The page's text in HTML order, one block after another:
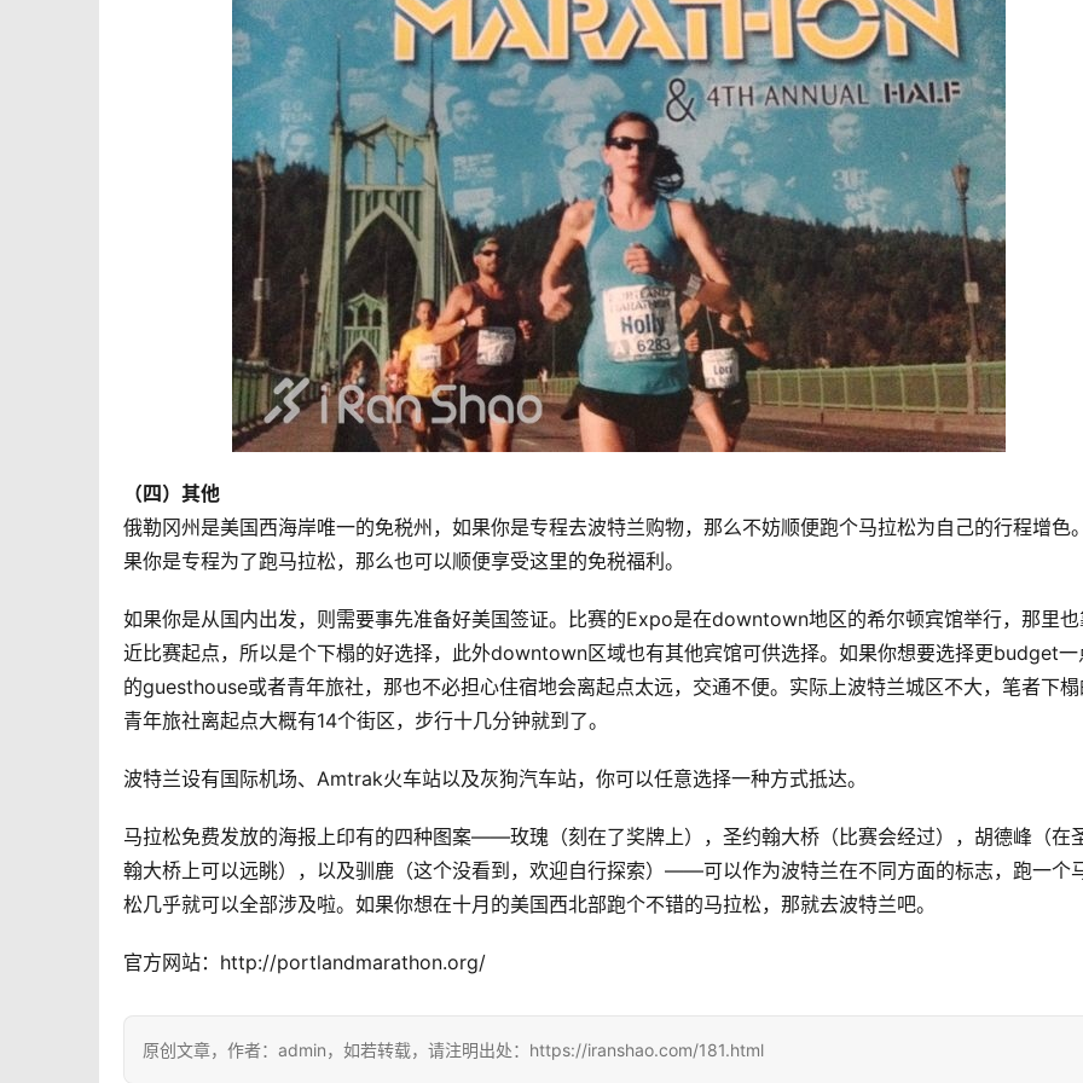
（四）其他
俄勒冈州是美国西海岸唯一的免税州，如果你是专程去波特兰购物，那么不妨顺便跑个马拉松为自己的行程增色
果你是专程为了跑马拉松，那么也可以顺便享受这里的免税福利。
如果你是从国内出发，则需要事先准备好美国签证。比赛的Expo是在downtown地区的希尔顿宾馆举行，那里
近比赛起点，所以是个下榻的好选择，此外downtown区域也有其他宾馆可供选择。如果你想要选择更budget一
的guesthouse或者青年旅社，那也不必担心住宿地会离起点太远，交通不便。实际上波特兰城区不大，笔者下
青年旅社离起点大概有14个街区，步行十几分钟就到了。
波特兰设有国际机场、Amtrak火车站以及灰狗汽车站，你可以任意选择一种方式抵达。
马拉松免费发放的海报上印有的四种图案——玫瑰（刻在了奖牌上），圣约翰大桥（比赛会经过），胡德峰（在
翰大桥上可以远眺），以及驯鹿（这个没看到，欢迎自行探索）——可以作为波特兰在不同方面的标志，跑一个
松几乎就可以全部涉及啦。如果你想在十月的美国西北部跑个不错的马拉松，那就去波特兰吧。
官方网站：http://portlandmarathon.org/
原创文章，作者：admin，如若转载，请注明出处：https://iranshao.com/181.html